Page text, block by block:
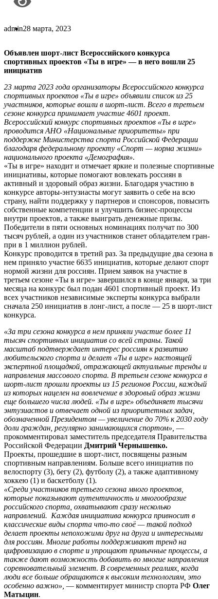
admin28 марта, 2023
Объявлен шорт-лист Всероссийского конкурса
спортивных проектов «Ты в игре» — в него вошли 25
инициатив
23 марта 2023 года организаторы Всероссийского конкурса
спортивных проектов «Ты в игре» объявили список из 25
участников, которые вошли в шорт-лист. Всего в третьем
сезоне конкурса принимает участие 4601 проект.
Всероссийский конкурс спортивных проектов «Ты в игре»
проводится АНО «Национальные приоритеты» при
поддержке Министерства спорта Российской Федерации
благодаря федеральному проекту «Спорт — норма жизни»
национального проекта «Демография».
«Ты в игре» находит и отмечает яркие и полезные спортивные
инициативы, которые помогают вовлекать россиян в
активный и здоровый образ жизни. Благодаря участию в
конкурсе авторы-энтузиасты могут заявить о себе на всю
страну, найти поддержку у партнеров и спонсоров, повысить
собственные компетенции и улучшить бизнес-процессы
внутри проектов, а также выиграть денежные призы.
Победители в пяти основных номинациях получат по 300
тысяч рублей, а один из участников станет обладателем гран-
при в 1 миллион рублей.
Конкурс проводится в третий раз. За предыдущие два сезона в
нем приняло участие 6635 инициатив, которые делают спорт
нормой жизни для россиян. Прием заявок на участие в
третьем сезоне «Ты в игре» завершился в конце января, за три
месяца на конкурс был подан 4601 спортивный проект. Из
всех участников независимые эксперты конкурса выбрали
сначала 250 инициатив в лонг-лист, а после — 25 в шорт-лист
конкурса.
«За три сезона конкурса в нем приняли участие более 11
тысяч спортивных инициатив со всей страны. Такой
масштаб подтверждает интерес россиян к развитию
любительского спорта и делает «Ты в игре» настоящей
экспертной площадкой, отражающей актуальные тренды и
направления массового спорта. В третьем сезоне конкурса в
шорт-лист прошли проекты из 15 регионов России, каждый
из которых нацелен на вовлечение в здоровый образ жизни
еще большего числа людей. «Ты в игре» объединяет тысячи
энтузиастов и отвечает одной из приоритетных задач,
обозначенной Президентом — увеличение до 70% к 2030 году
доли граждан, регулярно занимающихся спортом», —
прокомментировал заместитель председателя Правительства
Российской Федерации Дмитрий Чернышенко.
Проекты, прошедшие в шорт-лист, посвящены разным
спортивным направлениям. Больше всего инициатив по
велоспорту (3), бегу (2), футболу (2), а также адаптивному
хоккею (1) и баскетболу (1).
«Среди участников третьего сезона много проектов,
которые показывают аутентичность и многообразие
российского спорта, охватывают сразу несколько
направлений. Каждая инициатива конкурса привносит в
классические виды спорта что-то своё — такой подход
делает проекты непохожими друг на друга и интересными
для россиян. Многие работы поддерживают тренд на
цифровизацию в спорте и упрощают привычные процессы, а
также дают возможность добавить во многие направления
соревновательный элемент. В современных реалиях, когда
люди все больше обращаются к высоким технологиям, это
особенно важно», — комментирует министр спорта РФ Олег
Матыцин.